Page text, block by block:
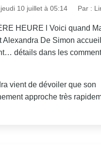
10 juillet à 05:14 Par :
HEURE l Voici quand
Alexandra De Simon
détails dans les
vient de dévoiler que son
approche très